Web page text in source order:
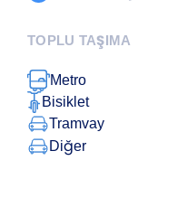
TOPLU TAŞIMA
Metro
Bisiklet
Tramvay
Diğer